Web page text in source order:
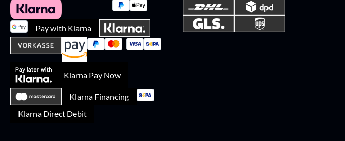
Pay with Klarna
Klarna Pay Now
Klarna Financing
Klarna Direct Debit